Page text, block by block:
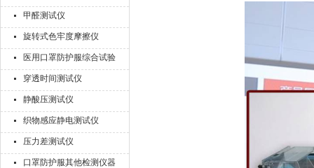
甲醛测试仪
旋转式色牢度摩擦仪
医用口罩防护服综合试验
机
穿透时间测试仪
静酸压测试仪
织物感应静电测试仪
压力差测试仪
口罩防护服其他检测仪器